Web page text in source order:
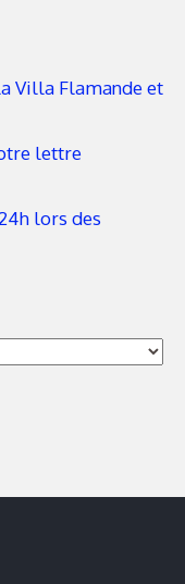
Villa Flamande et
lettre
lors des